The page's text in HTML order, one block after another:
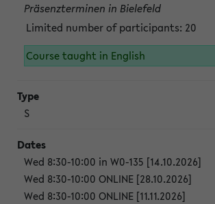
Präsenzterminen in Bielefeld
Limited number of participants: 20
Course taught in English
S
Wed 8:30-10:00 in W0-135 [14.10.2026]
Wed 8:30-10:00 ONLINE [28.10.2026]
Wed 8:30-10:00 ONLINE [11.11.2026]